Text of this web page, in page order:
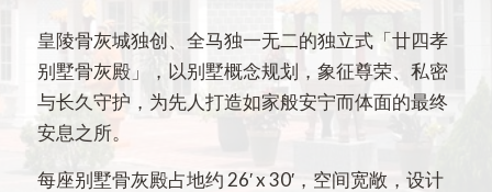
皇陵骨灰城独创、全马独一无二的独立式「廿四孝
别墅骨灰殿」，以别墅概念规划，象征尊荣、私密
与长久守护，为先人打造如家般安宁而体面的最终
安息之所。
每座别墅骨灰殿占地约 26′ x 30′，空间宽敞，设计